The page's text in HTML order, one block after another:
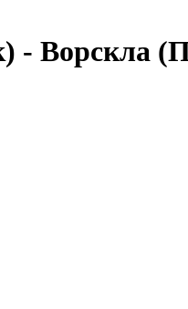
- Ворскла